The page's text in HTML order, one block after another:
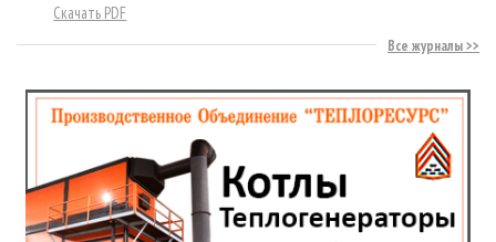
Скачать PDF
Все журналы